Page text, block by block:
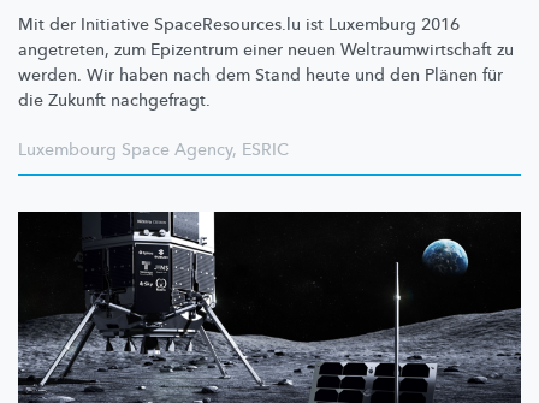
Mit der Initiative SpaceResources.lu ist Luxemburg 2016
angetreten, zum Epizentrum einer neuen Weltraumwirtschaft zu
werden. Wir haben nach dem Stand heute und den Plänen für
die Zukunft nachgefragt.
Luxembourg Space Agency, ESRIC